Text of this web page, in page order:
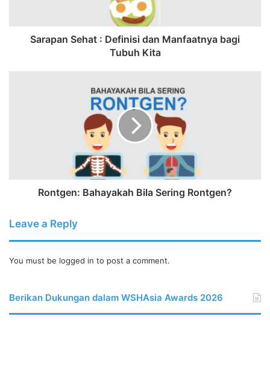
Kita
Sarapan Sehat : Definisi dan Manfaatnya bagi
Tubuh Kita
Rontgen: Bahayakah Bila Sering Rontgen?
Leave a Reply
You must be logged in to post a comment.
Berikan Dukungan dalam WSHAsia Awards 2026